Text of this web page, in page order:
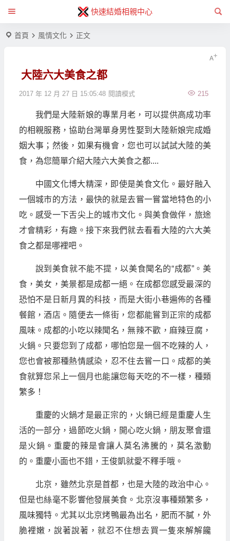
快速結婚相親中心
首頁 風情文化 正文
大陸六大美食之都
2017 年 12 月 27 日 15:05:48 215
閱讀模式
我們是大陸新娘的專業月老，可以提供高成功率
的相親服務，協助台灣單身男性娶到大陸新娘完成婚
姻大事；然後，如果有機會，您也可以試試大陸的美
食，為您簡單介紹大陸六大美食之都....
中國文化博大精深，即使是美食文化。最好融入
一個城市的方法，最快的就是去嘗一嘗當地特色的小
吃。感受一下舌尖上的城市文化。與美食做伴，旅途
才會精彩，有趣。接下來我們就去看看大陸的六大美
食之都是哪裡吧。
說到美食就不能不提，以美食聞名的“成都”。美
食，美女，美景都是成都一絕。在成都您感受最深的
恐怕不是日新月異的科技，而是大街小巷遍佈的各種
餐館，酒店。隨便去一條街，您都能嘗到正宗的成都
風味。成都的小吃以辣聞名，無辣不歡，麻辣豆腐，
火鍋。只要您到了成都，哪怕您是一個不吃辣的人，
您也會被那種熱情感染，忍不住去嘗一口。成都的美
食就算您呆上一個月也能讓您每天吃的不一樣，種類
繁多！
重慶的火鍋才是最正宗的，火鍋已經是重慶人生
活的一部分，過節吃火鍋，開心吃火鍋，朋友聚會還
是火鍋。重慶的辣是會讓人莫名沸騰的，莫名激動
的。重慶小面也不錯，王俊凱就愛不釋手哦。
北京，雖然北京是首都，也是大陸的政治中心。
但是也絲毫不影響他發展美食。北京沒事種類繁多，
風味獨特。尤其以北京烤鴨最為出名，肥而不膩，外
脆裡嫩，說著說著，就忍不住想去買一隻來解解饞